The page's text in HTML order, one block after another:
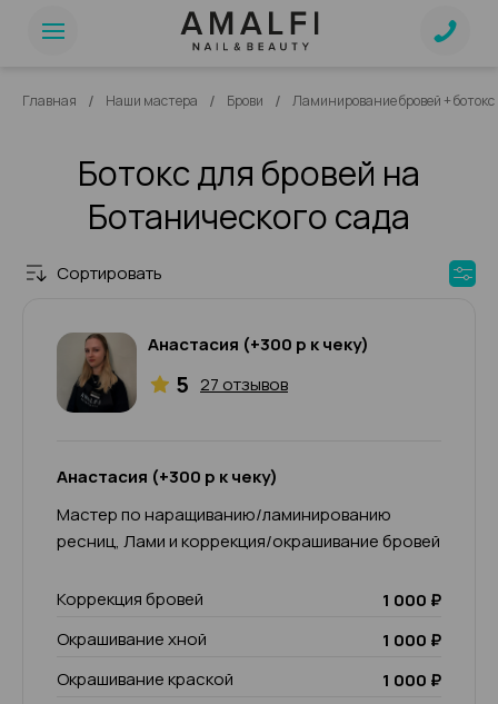
Главная / Наши мастера / Брови / Ламинирование бровей +
Ботокс для бровей на
Ботанического сада
Сортировать
Анастасия (+300 р к чеку)
5 27 отзывов
Анастасия (+300 р к чеку)
Мастер по наращиванию/ламинированию
ресниц, Лами и коррекция/окрашивание бровей
Коррекция бровей
1 000 ₽
Окрашивание хной
1 000 ₽
Окрашивание краской
1 000 ₽